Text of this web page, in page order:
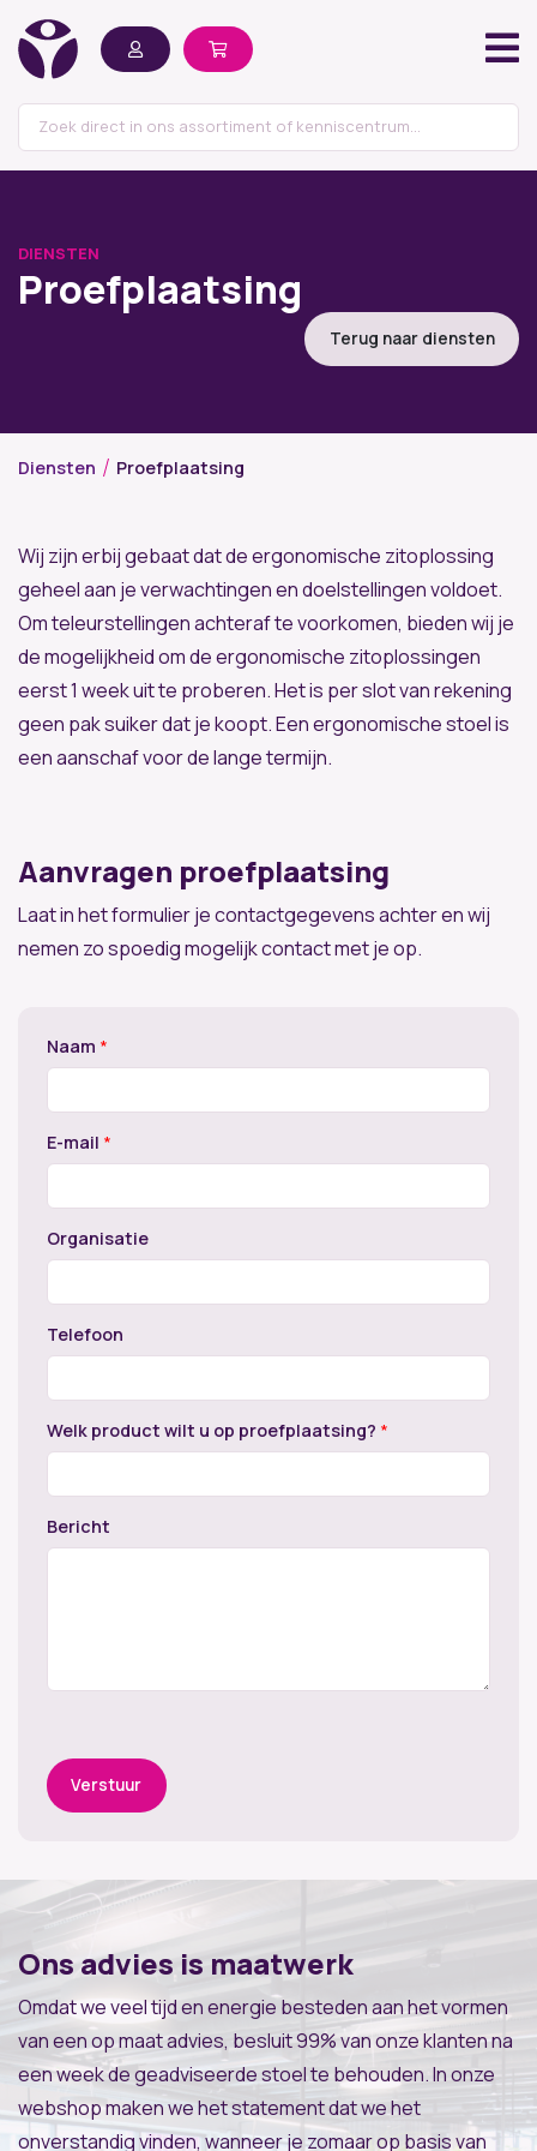
DIENSTEN
Proefplaatsing
Terug naar diensten
Diensten Proefplaatsing
Wij zijn erbij gebaat dat de ergonomische zitoplossing
geheel aan je verwachtingen en doelstellingen voldoet.
Om teleurstellingen achteraf te voorkomen, bieden wij je
de mogelijkheid om de ergonomische zitoplossingen
eerst 1 week uit te proberen. Het is per slot van rekening
geen pak suiker dat je koopt. Een ergonomische stoel is
een aanschaf voor de lange termijn.
Aanvragen proefplaatsing
Laat in het formulier je contactgegevens achter en wij
nemen zo spoedig mogelijk contact met je op.
Naam *
E-mail *
Organisatie
Telefoon
Welk product wilt u op proefplaatsing? *
Bericht
Verstuur
Ons advies is maatwerk
Omdat we veel tijd en energie besteden aan het vormen
van een op maat advies, besluit 99% van onze klanten na
een week de geadviseerde stoel te behouden. In onze
webshop maken we het statement dat we het
onverstandig vinden, wanneer je zomaar op basis van